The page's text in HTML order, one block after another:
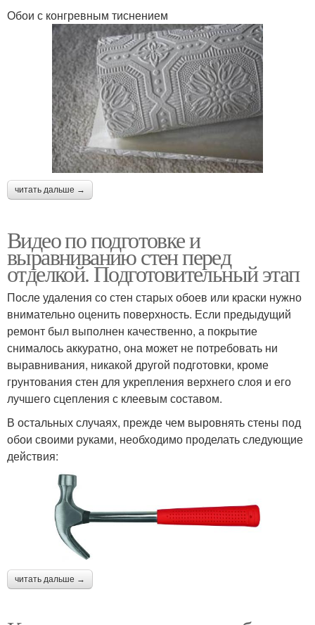
Обои с конгревным тиснением
читать дальше →
Видео по подготовке и
выравниванию стен перед
отделкой. Подготовительный этап
После удаления со стен старых обоев или краски нужно
внимательно оценить поверхность. Если предыдущий
ремонт был выполнен качественно, а покрытие
снималось аккуратно, она может не потребовать ни
выравнивания, никакой другой подготовки, кроме
грунтования стен для укрепления верхнего слоя и его
лучшего сцепления с клеевым составом.
В остальных случаях, прежде чем выровнять стены под
обои своими руками, необходимо проделать следующие
действия:
читать дальше →